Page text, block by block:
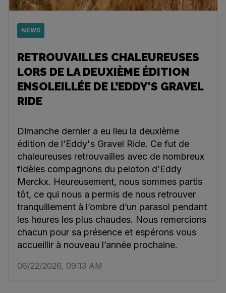
NEWS
RETROUVAILLES CHALEUREUSES
LORS DE LA DEUXIÈME ÉDITION
ENSOLEILLÉE DE L’EDDY'S GRAVEL
RIDE
Dimanche dernier a eu lieu la deuxième
édition de l’Eddy's Gravel Ride. Ce fut de
chaleureuses retrouvailles avec de nombreux
fidèles compagnons du peloton d’Eddy
Merckx. Heureusement, nous sommes partis
tôt, ce qui nous a permis de nous retrouver
tranquillement à l’ombre d’un parasol pendant
les heures les plus chaudes. Nous remercions
chacun pour sa présence et espérons vous
accueillir à nouveau l’année prochaine.
06/22/2026, 09:13 AM